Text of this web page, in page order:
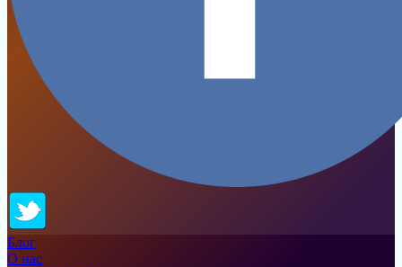
Блог
О нас